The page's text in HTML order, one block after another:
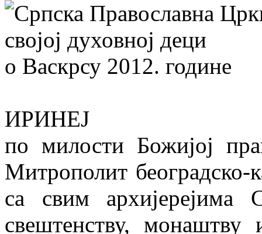
Српска Православна
својој духовној деци
о Васкрсу 2012. године
ИРИНЕЈ
по милости Божијој
Митрополит београдско-
са свим архијерејима
свештенству,